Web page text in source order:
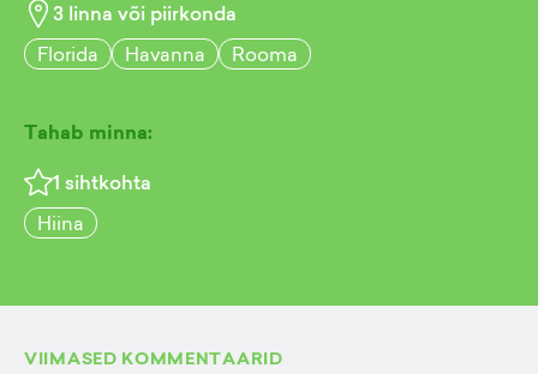
3 linna või piirkonda
Florida
Havanna Rooma
Tahab minna:
1 sihtkohta
Hiina
VIIMASED KOMMENTAARID